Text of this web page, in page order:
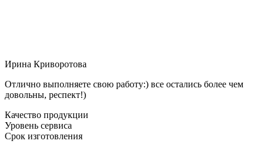
Ирина Криворотова
Отлично выполняете свою работу:) все остались более чем
довольны, респект!)
Качество продукции
Уровень сервиса
Срок изготовления